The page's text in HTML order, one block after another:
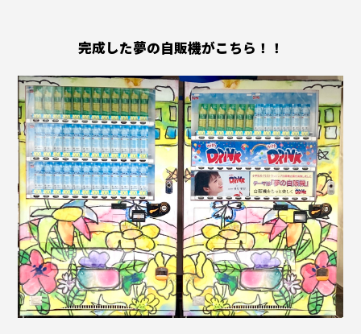
完成した夢の自販機がこちら！！